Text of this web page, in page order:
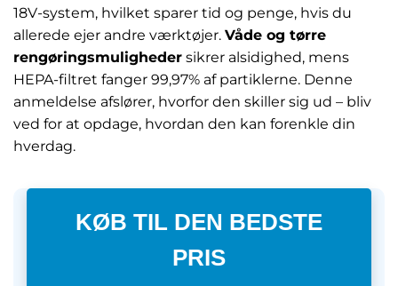
18V-system, hvilket sparer tid og penge, hvis du
allerede ejer andre værktøjer. Våde og tørre
rengøringsmuligheder sikrer alsidighed, mens
HEPA-filtret fanger 99,97% af partiklerne. Denne
anmeldelse afslører, hvorfor den skiller sig ud – bliv
ved for at opdage, hvordan den kan forenkle din
hverdag.
KØB TIL DEN BEDSTE
PRIS